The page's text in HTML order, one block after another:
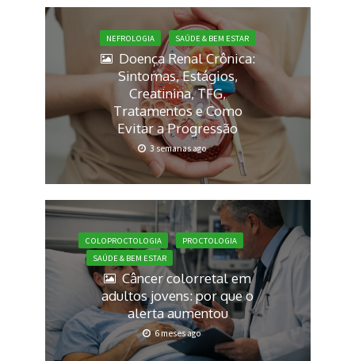
NEFROLOGIA SAÚDE & BEM ESTAR
Doença Renal Crônica:
Sintomas, Estágios,
Creatinina, TFG,
Tratamentos e Como
Evitar a Progressão
3 semanas ago
COLOPROCTOLOGIA
PROCTOLOGIA
SAÚDE & BEM ESTAR
Câncer colorretal em
adultos jovens: por que o
alerta aumentou
6 meses ago